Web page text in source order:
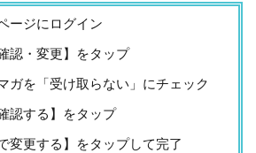
ージにログイン
認・変更】をタップ
ガを「受け取らない」にチェック
認する】をタップ
変更する】をタップして完了